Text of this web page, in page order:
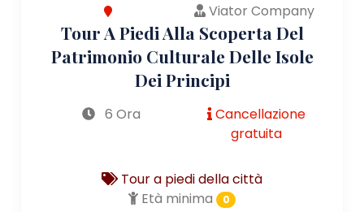
Viator Company
Tour A Piedi Alla Scoperta Del
Patrimonio Culturale Delle Isole
Dei Principi
6 Ora
Cancellazione
gratuita
Tour a piedi della città
Età minima
0